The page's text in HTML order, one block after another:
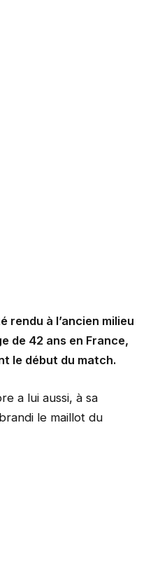
rendu à l’ancien milieu
de 42 ans en France,
le début du match.
a lui aussi, à sa
le maillot du